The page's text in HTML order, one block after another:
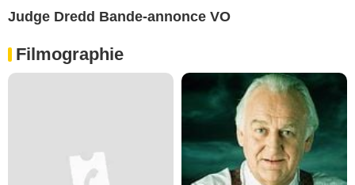
Judge Dredd Bande-annonce VO
Filmographie